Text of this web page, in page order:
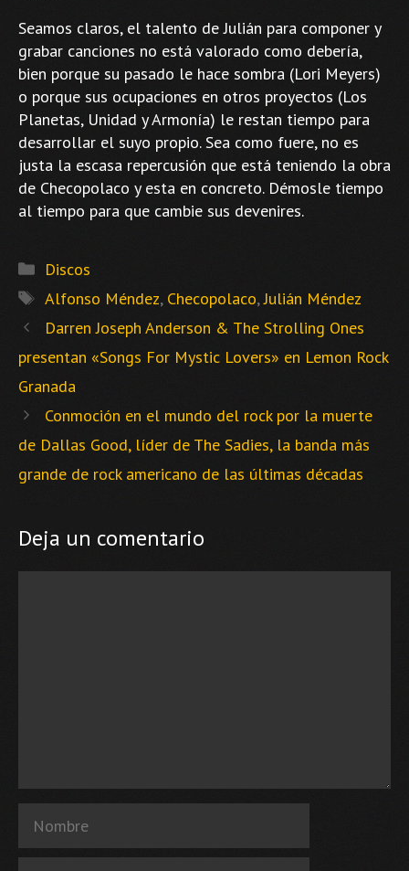
Seamos claros, el talento de Julián para componer y
grabar canciones no está valorado como debería,
bien porque su pasado le hace sombra (Lori Meyers)
o porque sus ocupaciones en otros proyectos (Los
Planetas, Unidad y Armonía) le restan tiempo para
desarrollar el suyo propio. Sea como fuere, no es
justa la escasa repercusión que está teniendo la obra
de Checopolaco y esta en concreto. Démosle tiempo
al tiempo para que cambie sus devenires.
Categorías
Discos
Etiquetas
Alfonso Méndez, Checopolaco,Julián Méndez
Darren Joseph Anderson & The Strolling Ones
presentan «Songs For Mystic Lovers» en Lemon Rock
Granada
Conmoción en el mundo del rock por la muerte
de Dallas Good, líder de The Sadies, la banda más
grande de rock americano de las últimas décadas
Deja un comentario